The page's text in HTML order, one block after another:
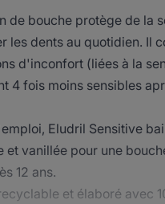
de bouche protège de la
les dents au quotidien. Il
d'inconfort (liées à la
4 fois moins sensibles
Eludril Sensitive
et vanillée pour une
12 ans.
et élaboré avec